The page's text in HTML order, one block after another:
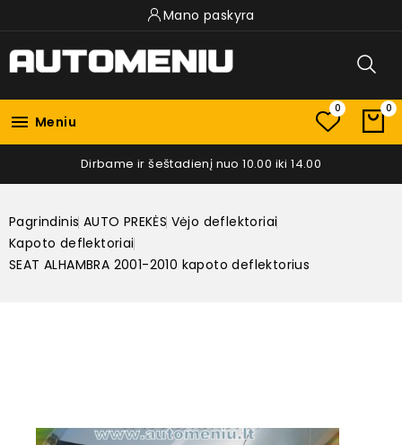
Mano paskyra
 Meniu
0 0
Dirbame ir šeštadienį nuo 10.00 iki 14.00
Pagrindinis AUTO PREKĖS Vėjo deflektoriai
Kapoto deflektoriai
SEAT ALHAMBRA 2001-2010 kapoto deflektorius